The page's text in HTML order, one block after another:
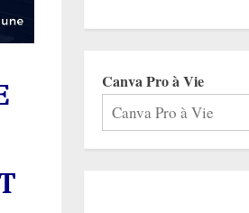
Canva Pro à Vie